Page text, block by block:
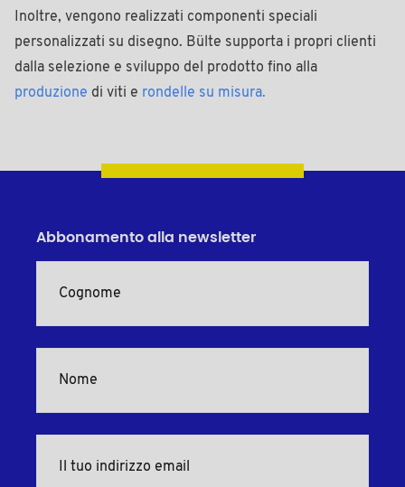
Inoltre, vengono realizzati componenti speciali
personalizzati su disegno. Bülte supporta i propri clienti
dalla selezione e sviluppo del prodotto fino alla
produzione di viti e rondelle su misura.
Abbonamento alla newsletter